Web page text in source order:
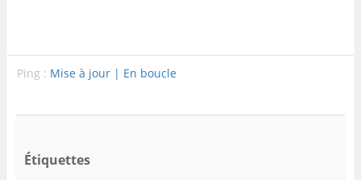
Ping : Mise à jour | En boucle
Étiquettes